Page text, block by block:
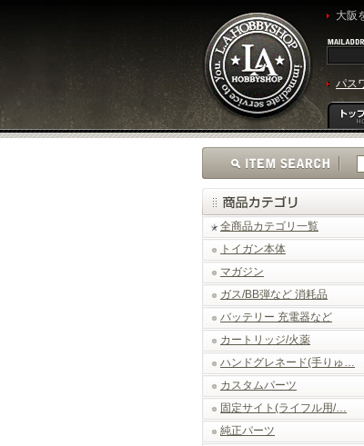
大阪
パス
全商品カテゴリ一覧
トイガン本体
マガジン
ガス/BB弾など 消耗品
バッテリー 充電器など
カートリッジ/火薬
ハンドグレネード(手りゅ…
カスタムパーツ
固定サイト(ライフル用/…
純正パーツ